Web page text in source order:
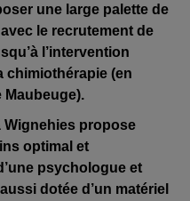
une large palette de
le recrutement de
l’intervention
chimiothérapie (en
Maubeuge).
propose
optimal et
psychologue et
dotée d’un matériel